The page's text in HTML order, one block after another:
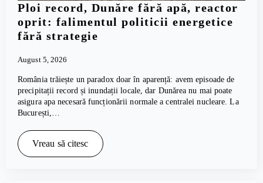
Ploi record, Dunăre fără apă, reactor
oprit: falimentul politicii energetice
fără strategie
August 5, 2026
România trăiește un paradox doar în aparență: avem episoade de
precipitații record și inundații locale, dar Dunărea nu mai poate
asigura apa necesară funcționării normale a centralei nucleare. La
București,…
Vreau să citesc